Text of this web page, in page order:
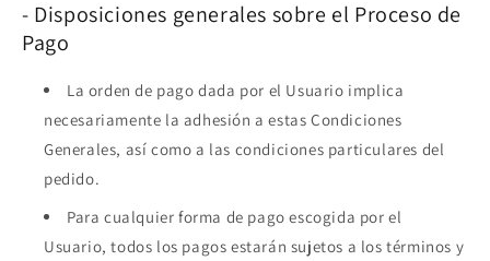
- Disposiciones generales sobre el Proceso de
Pago
La orden de pago dada por el Usuario implica
necesariamente la adhesión a estas Condiciones
Generales, así como a las condiciones particulares del
pedido.
Para cualquier forma de pago escogida por el
Usuario, todos los pagos estarán sujetos a los términos y